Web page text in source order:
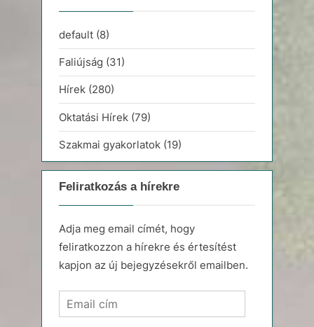
default (8)
Faliújság (31)
Hírek (280)
Oktatási Hírek (79)
Szakmai gyakorlatok (19)
Feliratkozás a hírekre
Adja meg email címét, hogy
feliratkozzon a hírekre és értesítést
kapjon az új bejegyzésekről emailben.
Email
cím